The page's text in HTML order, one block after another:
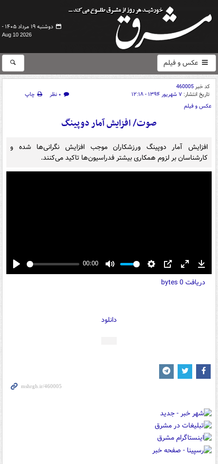
دوشنبه ۱۹ مرداد ۱۴۰۵ -
Aug 10 2026
عکس و فیلم
کد خبر460005
تاریخ انتشار: ۷ شهریور ۱۳۹۴ - ۱۲:۱۸ ۰ نظر
چاپ
عکس و فیلم
صوت/ افزایش آمار دوپینگ
افزایش آمار دوپینگ ورزشکاران موجب افزایش نگرانی‌ها شده و
کارشناسان بر لزوم همکاری بیشتر فدراسیون‌ها تاکید می‌کنند.
Play
00:00
Mute Settings
PIP Enter
fullscreen
دریافت 0 bytes
دانلود